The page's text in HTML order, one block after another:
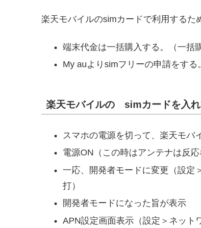
楽天モバイルのsimカードで利用するた
端末代金は一括購入する。（一括
My auよりsimフリーの申請をする
楽天モバイルの simカードを入
スマホの電源を切って、楽天モバ
電源ON（この時はアンテナは反応
一応、開発者モードに変更（設定
打）
開発者モードになった旨が表示
APN設定画面表示（設定＞ネット